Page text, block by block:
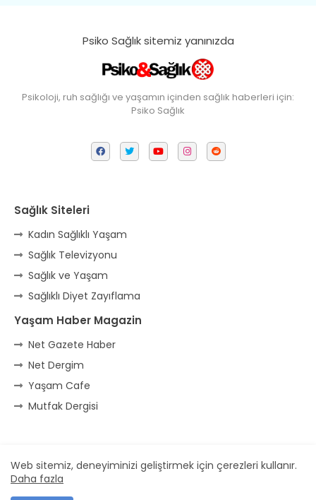
Psiko Sağlık sitemiz yanınızda
Psikoloji, ruh sağlığı ve yaşamın içinden sağlık haberleri için:
Psiko Sağlık
Sağlık Siteleri
Kadın Sağlıklı Yaşam
Sağlık Televizyonu
Sağlık ve Yaşam
Sağlıklı Diyet Zayıflama
Yaşam Haber Magazin
Net Gazete Haber
Net Dergim
Yaşam Cafe
Mutfak Dergisi
Ana Sayfa * İletişim
* Reklam
Dizayn -
Web sitemiz, deneyiminizi geliştirmek için çerezleri kullanır.
Daha fazla